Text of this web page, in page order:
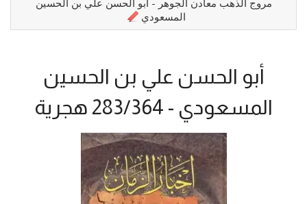
مروج الذهب معادن الجوهر - أبو الحسن علي بن الحسين
المسعودي
أبو الحسن علي بن الحسين
المسعودي - 283/364 هجرية